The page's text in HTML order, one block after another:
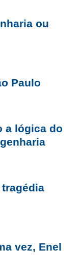
ou
Paulo
a lógica do
vez, Enel